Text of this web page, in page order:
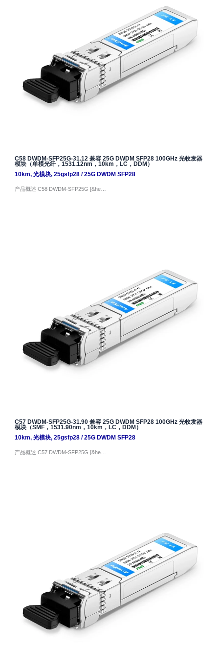
C58 DWDM-SFP25G-31.12 兼容 25G DWDM SFP28 100GHz 光收发器
模块（单模光纤，1531.12nm，10km，LC，DDM）
10km, 光模块, 25gsfp28/25G DWDM SFP28
产品概述 C58 DWDM-SFP25G [&he…
C57 DWDM-SFP25G-31.90 兼容 25G DWDM SFP28 100GHz 光收发器
模块（SMF，1531.90nm，10km，LC，DDM）
10km, 光模块, 25gsfp28/25G DWDM SFP28
产品概述 C57 DWDM-SFP25G [&he…